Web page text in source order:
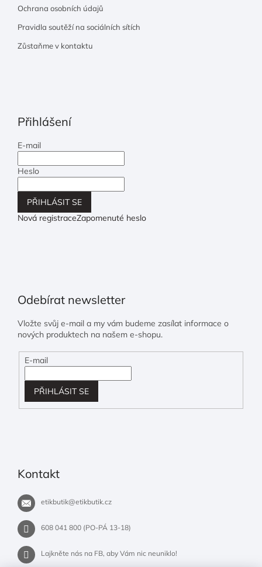
Ochrana osobních údajů
Pravidla soutěží na sociálních sítích
Zůstaňme v kontaktu
Přihlášení
E-mail
Heslo
PŘIHLÁSIT SE
Nová registraceZapomenuté heslo
Odebírat newsletter
Vložte svůj e-mail a my vám budeme zasílat informace o
nových produktech na našem e-shopu.
E-mail
PŘIHLÁSIT SE
Kontakt
etikbutik@etikbutik.cz
608 041 800 (PO-PÁ 13-18)
Lajkněte nás na FB, aby Vám nic neuniklo!